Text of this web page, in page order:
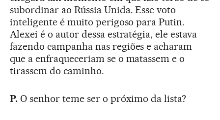
subordinar ao Rússia Unida. Esse voto
inteligente é muito perigoso para Putin.
Alexei é o autor dessa estratégia, ele estava
fazendo campanha nas regiões e acharam
que a enfraqueceriam se o matassem e o
tirassem do caminho.
P.O senhor teme ser o próximo da lista?